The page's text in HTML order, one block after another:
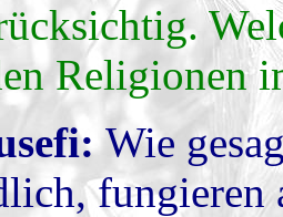
Religionen
Wie
fungieren